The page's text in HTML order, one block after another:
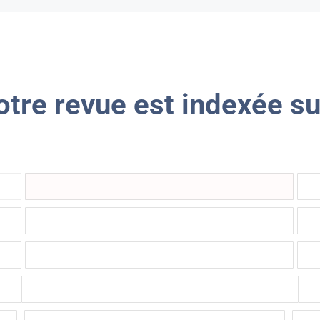
revue est indexée